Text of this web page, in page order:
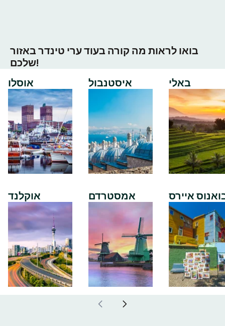
בואו לראות מה קורה בעוד ערי טינדר באזור
שלכם!
אוסלו
אוקלנד
איסטנבול
אמסטרדם
באלי
איירס